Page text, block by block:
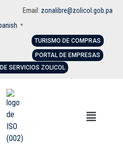
Email: zonalibre@zolicol.gob.pa
▼
TURISMO DE COMPRAS
PORTAL DE EMPRESAS
SERVICIOS ZOLICOL